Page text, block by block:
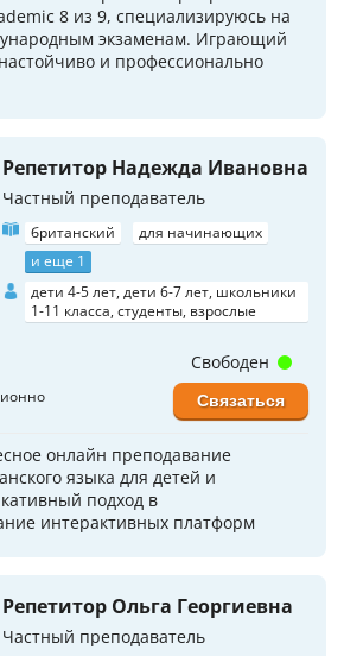
8 из 9, специализируюсь на
экзаменам. Играющий
и профессионально
Репетитор Надежда Ивановна
Частный преподаватель
британский
для начинающих
и еще 1
дети 4-5 лет, дети 6-7 лет, школьники
1-11 класса, студенты, взрослые
онлайн преподавание
языка для детей и
подход в
интерактивных платформ
Свободен
Связаться
Репетитор Ольга Георгиевна
Частный преподаватель